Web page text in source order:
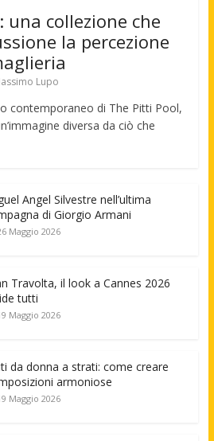
una collezione che
la percezione
Lupo
contemporaneo di The Pitti Pool,
diversa da ciò che
Angel Silvestre nell’ultima
di Giorgio Armani
Maggio 2026
Travolta, il look a Cannes 2026
tutti
Maggio 2026
da donna a strati: come creare
armoniose
Maggio 2026